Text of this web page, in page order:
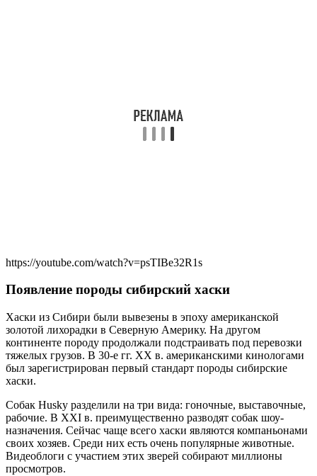
https://youtube.com/watch?v=psTIBe32R1s
Появление породы сибирский хаски
Хаски из Сибири были вывезены в эпоху американской
золотой лихорадки в Северную Америку. На другом
континенте породу продолжали подстраивать под перевозки
тяжелых грузов. В 30-е гг. ХХ в. американскими кинологами
был зарегистрирован первый стандарт породы сибирские
хаски.
Собак Husky разделили на три вида: гоночные, выставочные,
рабочие. В ХХІ в. преимущественно разводят собак шоу-
назначения. Сейчас чаще всего хаски являются компаньонами
своих хозяев. Среди них есть очень популярные животные.
Видеоблоги с участием этих зверей собирают миллионы
просмотров.